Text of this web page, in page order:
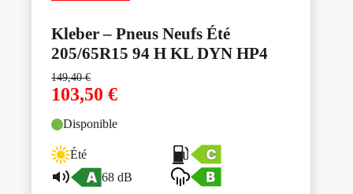
Kleber – Pneus Neufs Été
205/65R15 94 H KL DYN HP4
149,40€
103,50 €
Disponible
Été
68 dB